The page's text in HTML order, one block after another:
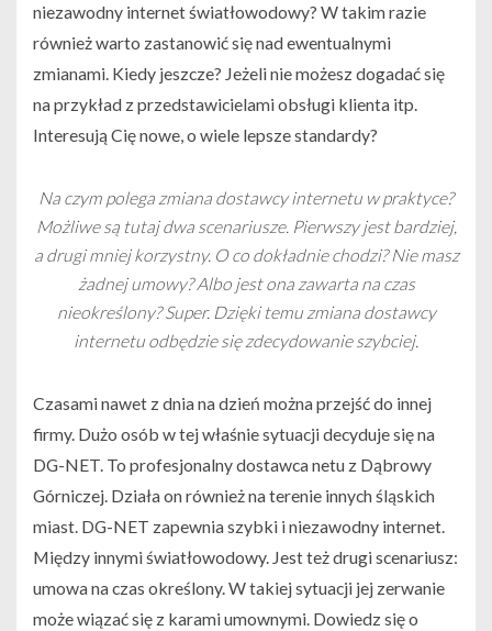
niezawodny internet światłowodowy? W takim razie
również warto zastanowić się nad ewentualnymi
zmianami. Kiedy jeszcze? Jeżeli nie możesz dogadać się
na przykład z przedstawicielami obsługi klienta itp.
Interesują Cię nowe, o wiele lepsze standardy?
Na czym polega zmiana dostawcy internetu w praktyce?
Możliwe są tutaj dwa scenariusze. Pierwszy jest bardziej,
a drugi mniej korzystny. O co dokładnie chodzi? Nie masz
żadnej umowy? Albo jest ona zawarta na czas
nieokreślony? Super. Dzięki temu zmiana dostawcy
internetu odbędzie się zdecydowanie szybciej.
Czasami nawet z dnia na dzień można przejść do innej
firmy. Dużo osób w tej właśnie sytuacji decyduje się na
DG-NET. To profesjonalny dostawca netu z Dąbrowy
Górniczej. Działa on również na terenie innych śląskich
miast. DG-NET zapewnia szybki i niezawodny internet.
Między innymi światłowodowy. Jest też drugi scenariusz:
umowa na czas określony. W takiej sytuacji jej zerwanie
może wiązać się z karami umownymi. Dowiedz się o